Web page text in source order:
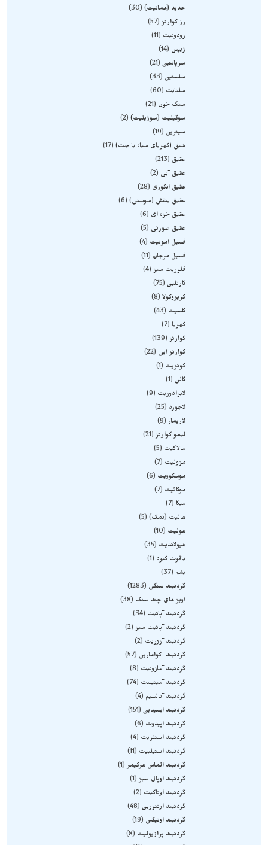
حدید (هماتیت) 30
رز کوارتز 57
رودونیت
11
ژیپس
14
سرپانتین 21
سلستین 33
سلنایت
60
سنگ خون
21
سوگیلیت (سوژیلیت) 2
سیترین 19
شبق (کهربای سیاه یا جت) 17
عقیق
213
عقیق آبی
2
عقیق انگوری
28
عقیق بنفش (سوسنی) 6
عقیق خزه ای
6
عقیق صورتی
5
فسیل آمونیت
4
فسیل مرجان
11
فلوریت سبز 4
کارنلین 75
کریزوکولا 8
کلسیت
43
کهربا
7
کوارتز 139
کوارتز آبی
22
کونزیت
1
گالن 1
لابرادوریت
9
لاجورد
25
لاریمار 9
لیمو کوارتز 21
مالاکیت
5
مزولیت
7
موسکوویت
6
موکائیت
7
میکا
7
هالیت (نمک) 5
هولیت
10
هیولاندیت
35
یاقوت کبود
1
یشم
37
گردنبند سنگی
1283
آویز های چند سنگ
38
گردنبند آپاتیت
34
گردنبند آپاتیت سبز 2
گردنبند آزوریت
2
گردنبند آکوامارین 57
گردنبند آمازونیت
8
گردنبند آمیتیست
74
گردنبند آنالسیم
4
گردنبند ابسیدین 151
گردنبند اپیدوت
6
گردنبند استلریت
4
گردنبند استیلبیت
11
گردنبند الماس هرکیمر 1
گردنبند اوپال سبز 1
گردنبند اوناکیت
2
گردنبند اونتورین 48
گردنبند اونیکس
19
گردنبند پرازیولیت
8